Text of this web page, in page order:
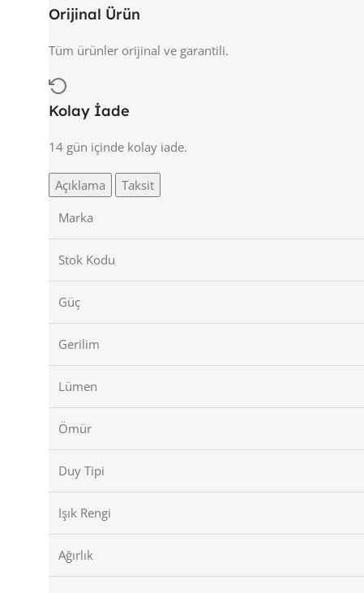
Orijinal Ürün
Tüm ürünler orijinal ve garantili.
Kolay İade
14 gün içinde kolay iade.
Açıklama
Taksit
Marka
Stok Kodu
Güç
Gerilim
Lümen
Ömür
Duy Tipi
Işık Rengi
Ağırlık